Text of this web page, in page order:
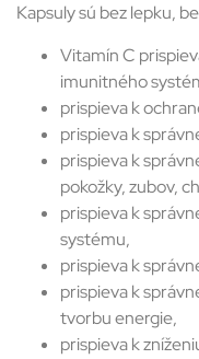
Kapsuly sú bez lepku,
Vitamín C
imunitného
prispieva k
prispieva k
prispieva k
pokožky, zubov,
prispieva k
systému,
prispieva k
prispieva k
tvorbu energie,
prispieva k